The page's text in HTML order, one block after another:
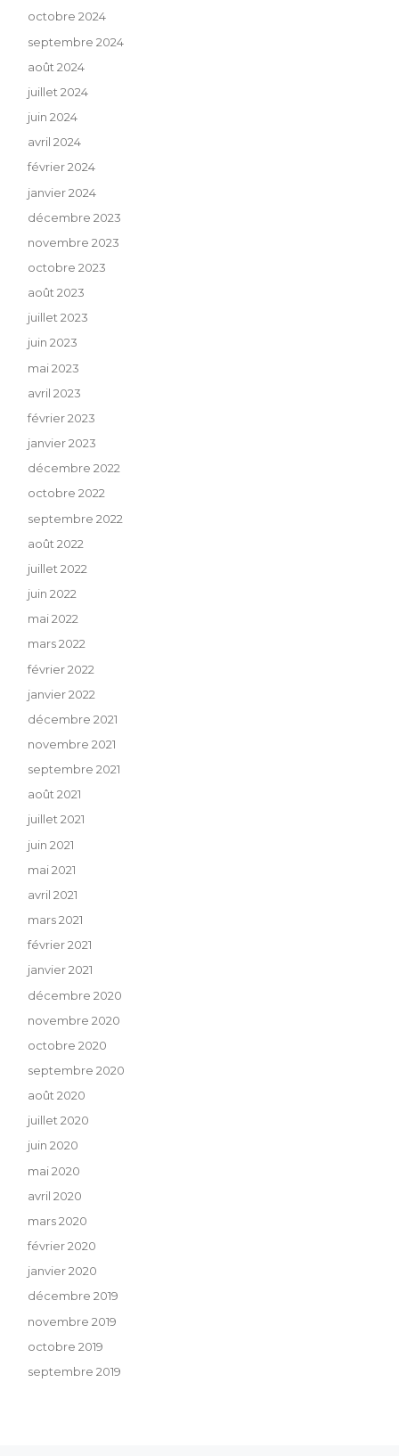
octobre 2024
septembre 2024
août 2024
juillet 2024
juin 2024
avril 2024
février 2024
janvier 2024
décembre 2023
novembre 2023
octobre 2023
août 2023
juillet 2023
juin 2023
mai 2023
avril 2023
février 2023
janvier 2023
décembre 2022
octobre 2022
septembre 2022
août 2022
juillet 2022
juin 2022
mai 2022
mars 2022
février 2022
janvier 2022
décembre 2021
novembre 2021
septembre 2021
août 2021
juillet 2021
juin 2021
mai 2021
avril 2021
mars 2021
février 2021
janvier 2021
décembre 2020
novembre 2020
octobre 2020
septembre 2020
août 2020
juillet 2020
juin 2020
mai 2020
avril 2020
mars 2020
février 2020
janvier 2020
décembre 2019
novembre 2019
octobre 2019
septembre 2019